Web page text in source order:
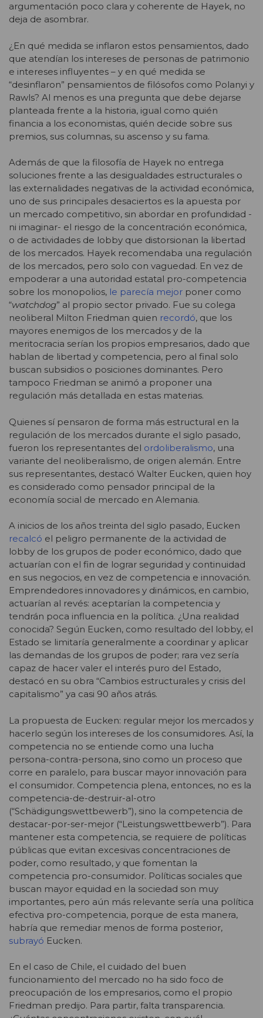
argumentación poco clara y coherente de Hayek, no
deja de asombrar.
¿En qué medida se inflaron estos pensamientos, dado
que atendían los intereses de personas de patrimonio
e intereses influyentes – y en qué medida se
“desinflaron” pensamientos de filósofos como Polanyi y
Rawls? Al menos es una pregunta que debe dejarse
planteada frente a la historia, igual como quién
financia a los economistas, quién decide sobre sus
premios, sus columnas, su ascenso y su fama.
Además de que la filosofía de Hayek no entrega
soluciones frente a las desigualdades estructurales o
las externalidades negativas de la actividad económica,
uno de sus principales desaciertos es la apuesta por
un mercado competitivo, sin abordar en profundidad -
ni imaginar- el riesgo de la concentración económica,
o de actividades de lobby que distorsionan la libertad
de los mercados. Hayek recomendaba una regulación
de los mercados, pero solo con vaguedad. En vez de
empoderar a una autoridad estatal pro-competencia
sobre los monopolios, le parecía mejor poner como
“watchdog” al propio sector privado. Fue su colega
neoliberal Milton Friedman quien recordó, que los
mayores enemigos de los mercados y de la
meritocracia serían los propios empresarios, dado que
hablan de libertad y competencia, pero al final solo
buscan subsidios o posiciones dominantes. Pero
tampoco Friedman se animó a proponer una
regulación más detallada en estas materias.
Quienes sí pensaron de forma más estructural en la
regulación de los mercados durante el siglo pasado,
fueron los representantes del ordoliberalismo, una
variante del neoliberalismo, de origen alemán. Entre
sus representantes, destacó Walter Eucken, quien hoy
es considerado como pensador principal de la
economía social de mercado en Alemania.
A inicios de los años treinta del siglo pasado, Eucken
recalcó el peligro permanente de la actividad de
lobby de los grupos de poder económico, dado que
actuarían con el fin de lograr seguridad y continuidad
en sus negocios, en vez de competencia e innovación.
Emprendedores innovadores y dinámicos, en cambio,
actuarían al revés: aceptarían la competencia y
tendrán poca influencia en la política. ¿Una realidad
conocida? Según Eucken, como resultado del lobby, el
Estado se limitaría generalmente a coordinar y aplicar
las demandas de los grupos de poder; rara vez sería
capaz de hacer valer el interés puro del Estado,
destacó en su obra “Cambios estructurales y crisis del
capitalismo” ya casi 90 años atrás.
La propuesta de Eucken: regular mejor los mercados y
hacerlo según los intereses de los consumidores. Así, la
competencia no se entiende como una lucha
persona-contra-persona, sino como un proceso que
corre en paralelo, para buscar mayor innovación para
el consumidor. Competencia plena, entonces, no es la
competencia-de-destruir-al-otro
(“Schädigungswettbewerb”), sino la competencia de
destacar-por-ser-mejor (“Leistungswettbewerb”). Para
mantener esta competencia, se requiere de políticas
públicas que evitan excesivas concentraciones de
poder, como resultado, y que fomentan la
competencia pro-consumidor. Políticas sociales que
buscan mayor equidad en la sociedad son muy
importantes, pero aún más relevante sería una política
efectiva pro-competencia, porque de esta manera,
habría que remediar menos de forma posterior,
subrayó Eucken.
En el caso de Chile, el cuidado del buen
funcionamiento del mercado no ha sido foco de
preocupación de los empresarios, como el propio
Friedman predijo. Para partir, falta transparencia.